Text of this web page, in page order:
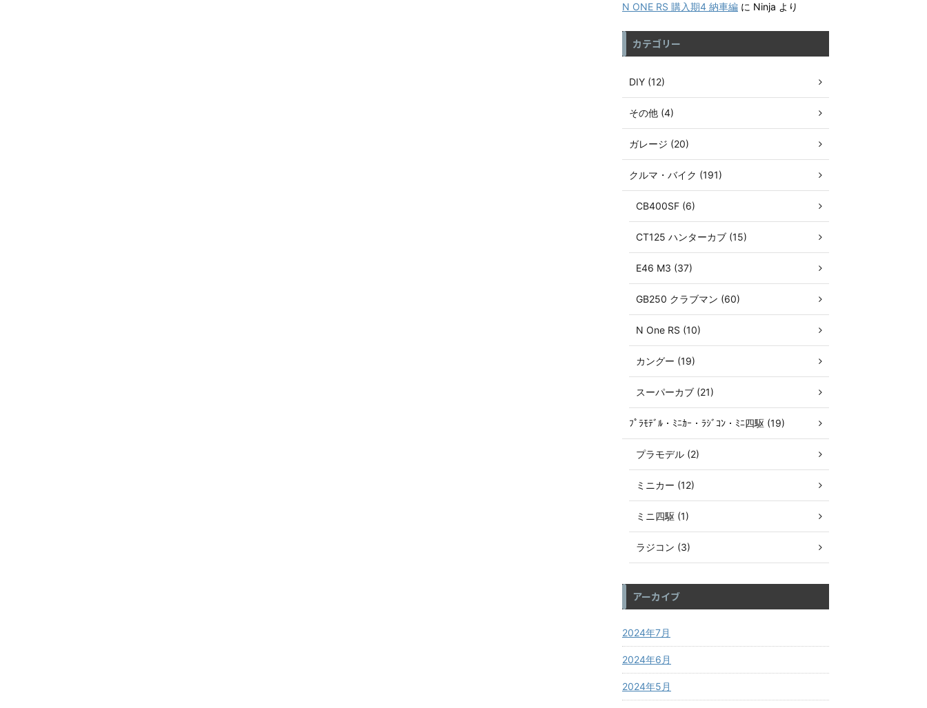
N ONE RS 購入期4 納車編 に Ninja より
カテゴリー
DIY (12)
その他 (4)
ガレージ (20)
クルマ・バイク (191)
CB400SF (6)
CT125 ハンターカブ (15)
E46 M3 (37)
GB250 クラブマン (60)
N One RS (10)
カングー (19)
スーパーカブ (21)
ﾌﾟﾗﾓﾃﾞﾙ・ﾐﾆｶｰ・ﾗｼﾞｺﾝ・ﾐﾆ四駆 (19)
プラモデル (2)
ミニカー (12)
ミニ四駆 (1)
ラジコン (3)
アーカイブ
2024年7月
2024年6月
2024年5月